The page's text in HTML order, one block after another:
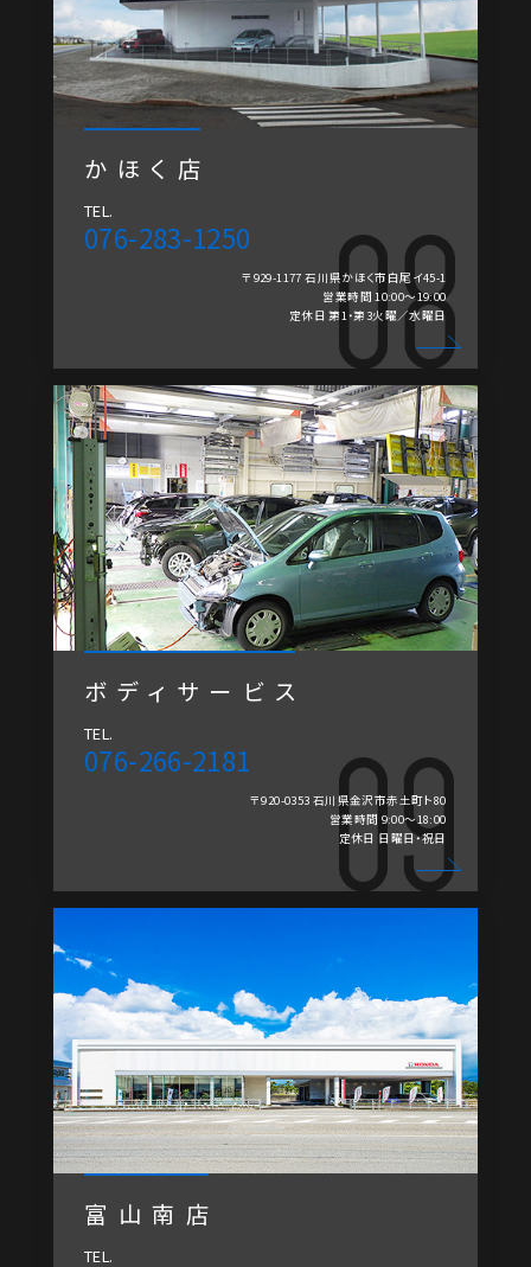
かほく店
TEL.
076-283-1250
〒929-1177 石川県かほく市白尾イ45-1
営業時間 10:00～19:00
定休日 第1・第3火曜／水曜日
ボディサービス
TEL.
076-266-2181
〒920-0353 石川県金沢市赤土町ト80
営業時間 9:00～18:00
定休日 日曜日・祝日
富山南店
TEL.